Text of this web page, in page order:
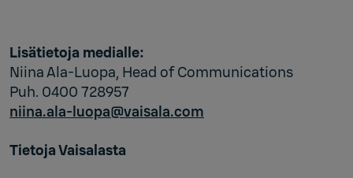
Lisätietoja medialle:
Niina Ala-Luopa, Head of Communications
Puh. 0400 728957
niina.ala-luopa@vaisala.com
Tietoja Vaisalasta